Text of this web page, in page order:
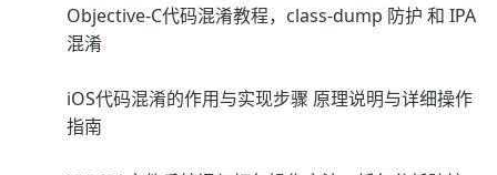
Objective-C代码混淆教程，class-dump 防护 和 IPA
混淆
iOS代码混淆的作用与实现步骤 原理说明与详细操作
指南